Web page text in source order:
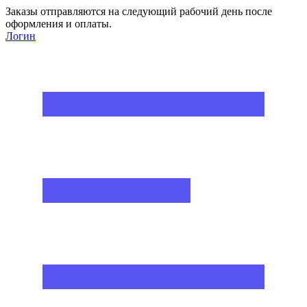
Заказы отправляются на следующий рабочий день после
оформления и оплаты.
Логин